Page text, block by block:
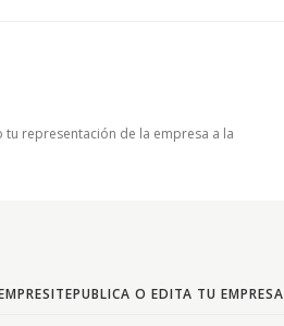
tu representación de la empresa a la
PUBLICA O EDITA TU EMPRESA